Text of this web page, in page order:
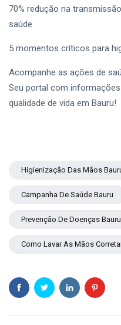
70% redução na
saúde
5 momentos críticos para
Acompanhe as ações de
Seu portal com
qualidade de vida em Bauru!
Higienização Das Mãos
Campanha De Saúde Bauru
Prevenção De Doenças Bauru
Como Lavar As Mãos